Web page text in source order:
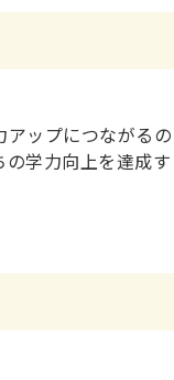
ップにつながるの
学力向上を達成す